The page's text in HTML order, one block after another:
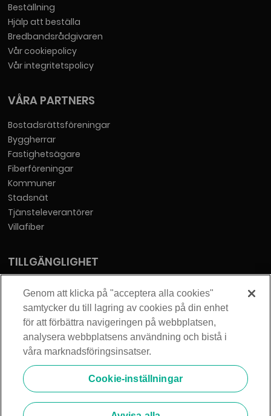
Beställning
Hjälp att beställa
Bredbandsrådgivaren
Vår cookiepolicy
Vår integritetspolicy
VÅRA PARTNERS
Bostadsrättsföreningar
Byggherrar
Fastighetsägare
Fiberföreningar
Kommuner
Stadsnät
Tjänsteleverantörer
Villafiber
TILLGÄNGLIGHET
Tillgänglighetsredogörelse
KONTAKT
Telia Sverige AB
Orgnummer: 556430-0142
Säte: Stockholm
info@zmarket.se
Genom att klicka på "acceptera alla cookies"
samtycker du till lagring av cookies på din enhet
för att förbättra navigeringen på webbplatsen,
analysera webbplatsens användning och bistå i
våra marknadsföringsinsatser.
Cookie-inställningar